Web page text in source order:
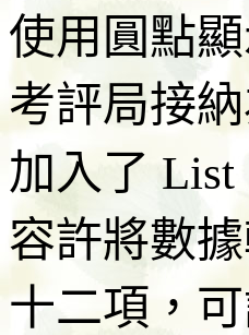
使用圓點
考評局接
加入了 List
容許將數
十二項，